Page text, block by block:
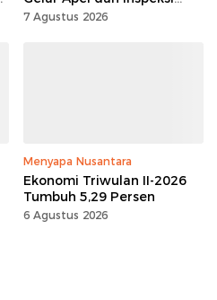
Peralatan, Pastikan
7 Agustus 2026
Menyapa Nusantara
Ekonomi Triwulan II-2026
Tumbuh 5,29 Persen
6 Agustus 2026